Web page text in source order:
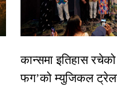
कान्समा इतिहास
फग’को म्युजिकल